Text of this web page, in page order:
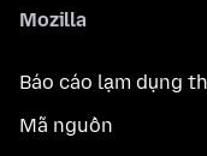
Mozilla
Báo cáo lạm dụng
Mã nguồn